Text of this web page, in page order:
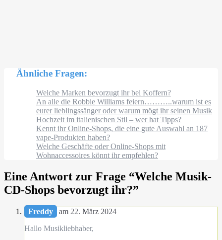
Ähnliche Fragen:
Welche Marken bevorzugt ihr bei Koffern?
An alle die Robbie Williams feiern………..warum ist es
eurer lieblingssänger oder warum mögt ihr seinen Musik
Hochzeit im italienischen Stil – wer hat Tipps?
Kennt ihr Online-Shops, die eine gute Auswahl an 187
vape-Produkten haben?
Welche Geschäfte oder Online-Shops mit
Wohnaccessoires könnt ihr empfehlen?
Eine Antwort zur Frage “Welche Musik-
CD-Shops bevorzugt ihr?”
Freddy
am 22. März 2024
Hallo Musikliebhaber,